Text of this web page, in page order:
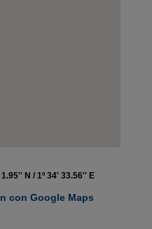
1.95'' N / 1º 34' 33.56'' E
con Google Maps